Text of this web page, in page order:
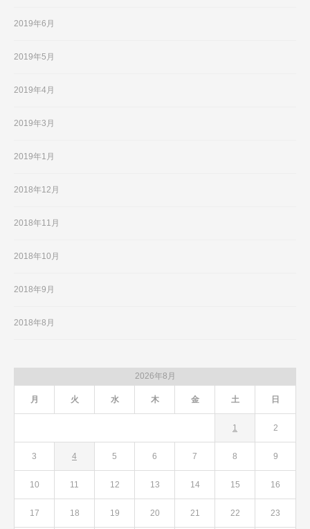
2019年6月
2019年5月
2019年4月
2019年3月
2019年1月
2018年12月
2018年11月
2018年10月
2018年9月
2018年8月
2026年8月
月 火 水 木 金 土 日
1 2
3 4 5 6 7 8 9
10 11 12 13 14 15 16
17 18 19 20 21 22 23